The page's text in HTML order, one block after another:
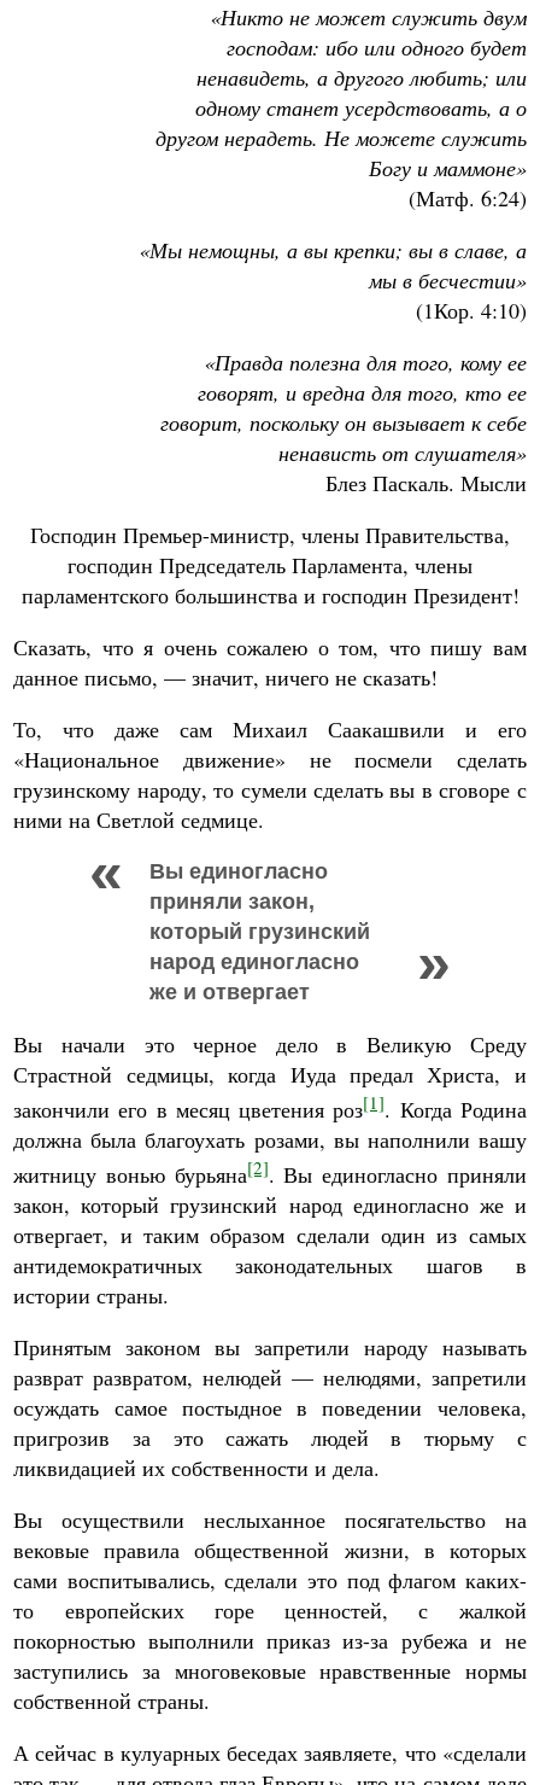
«Никто не может служить двум
господам: ибо или одного будет
ненавидеть, а другого любить; или
одному станет усердствовать, а о
другом нерадеть. Не можете служить
Богу и маммоне»
(Матф. 6:24)
«Мы немощны, а вы крепки; вы в славе, а
мы в бесчестии»
(1Кор. 4:10)
«Правда полезна для того, кому ее
говорят, и вредна для того, кто ее
говорит, поскольку он вызывает к себе
ненависть от слушателя»
Блез Паскаль. Мысли
Господин Премьер-министр, члены Правительства,
господин Председатель Парламента, члены
парламентского большинства и господин Президент!
Сказать, что я очень сожалею о том, что пишу вам
данное письмо, — значит, ничего не сказать!
То, что даже сам Михаил Саакашвили и его
«Национальное движение» не посмели сделать
грузинскому народу, то сумели сделать вы в сговоре с
ними на Светлой седмице.
Вы единогласно
приняли закон,
который грузинский
народ единогласно
же и отвергает
Вы начали это черное дело в Великую Среду
Страстной седмицы, когда Иуда предал Христа, и
закончили его в месяц цветения роз[1]. Когда Родина
должна была благоухать розами, вы наполнили вашу
житницу вонью бурьяна[2]. Вы единогласно приняли
закон, который грузинский народ единогласно же и
отвергает, и таким образом сделали один из самых
антидемократичных законодательных шагов в
истории страны.
Принятым законом вы запретили народу называть
разврат развратом, нелюдей — нелюдями, запретили
осуждать самое постыдное в поведении человека,
пригрозив за это сажать людей в тюрьму с
ликвидацией их собственности и дела.
Вы осуществили неслыханное посягательство на
вековые правила общественной жизни, в которых
сами воспитывались, сделали это под флагом каких-
то европейских горе ценностей, с жалкой
покорностью выполнили приказ из-за рубежа и не
заступились за многовековые нравственные нормы
собственной страны.
А сейчас в кулуарных беседах заявляете, что «сделали